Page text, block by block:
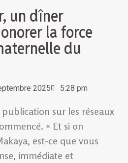
un dîner
la force
du
2025 5:28 pm
publication sur les réseaux
« Et si on
est-ce que vous
immédiate et